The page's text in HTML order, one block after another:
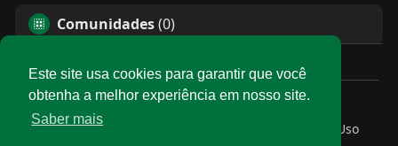
Este site usa cookies para garantir que você
obtenha a melhor experiência em nosso site.
Saber mais
Comunidades(0)
© 2026 Rede Abrasel
Início
Sobre
Termos de Uso